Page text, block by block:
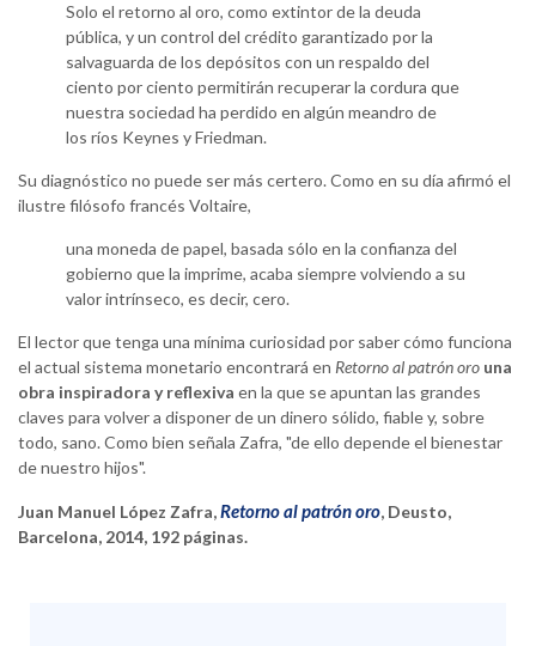
Solo el retorno al oro, como extintor de la deuda
pública, y un control del crédito garantizado por la
salvaguarda de los depósitos con un respaldo del
ciento por ciento permitirán recuperar la cordura que
nuestra sociedad ha perdido en algún meandro de
los ríos Keynes y Friedman.
Su diagnóstico no puede ser más certero. Como en su día afirmó el
ilustre filósofo francés Voltaire,
una moneda de papel, basada sólo en la confianza del
gobierno que la imprime, acaba siempre volviendo a su
valor intrínseco, es decir, cero.
El lector que tenga una mínima curiosidad por saber cómo funciona
el actual sistema monetario encontrará en Retorno al patrón oro una
obra inspiradora y reflexiva en la que se apuntan las grandes
claves para volver a disponer de un dinero sólido, fiable y, sobre
todo, sano. Como bien señala Zafra, "de ello depende el bienestar
de nuestro hijos".
Juan Manuel López Zafra,Retorno al patrón oro, Deusto,
Barcelona, 2014, 192 páginas.